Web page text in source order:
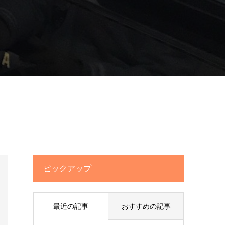
ピックアップ
最近の記事 おすすめの記事